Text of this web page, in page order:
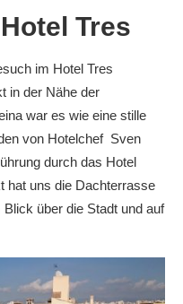
Tres
im Hotel Tres
in der Nähe der
war es wie eine stille
von Hotelchef Sven
durch das Hotel
hat uns die Dachterrasse
über die Stadt und auf